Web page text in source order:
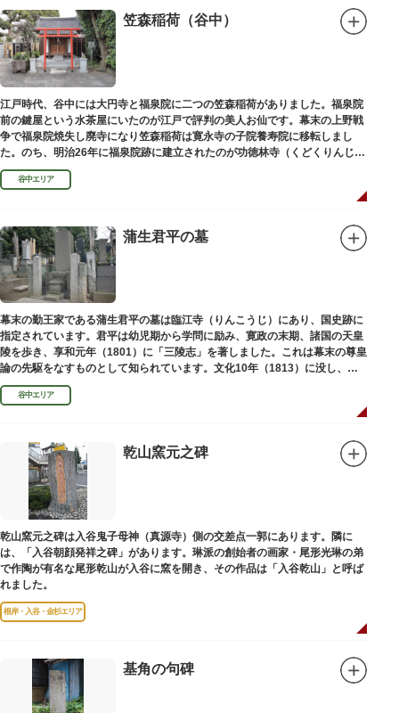
笠森稲荷（谷中）
江戸時代、谷中には大円寺と福泉院に二つの笠森稲荷がありました。福泉院
前の鍵屋という水茶屋にいたのが江戸で評判の美人お仙です。幕末の上野戦
争で福泉院焼失し廃寺になり笠森稲荷は寛永寺の子院養寿院に移転しまし
た。のち、明治26年に福泉院跡に建立されたのが功徳林寺（くどくりんじ）
で、明治末期には稲荷社が祀られました。
谷中エリア
蒲生君平の墓
幕末の勤王家である蒲生君平の墓は臨江寺（りんこうじ）にあり、国史跡に
指定されています。君平は幼児期から学問に励み、寛政の末期、諸国の天皇
陵を歩き、享和元年（1801）に「三陵志」を著しました。これは幕末の尊皇
論の先駆をなすものとして知られています。文化10年（1813）に没し、高
山彦三郎や林子平と共に「寛政三奇人」の一人にあげられています。
谷中エリア
乾山窯元之碑
乾山窯元之碑は入谷鬼子母神（真源寺）側の交差点一郭にあります。隣に
は、「入谷朝顔発祥之碑」があります。琳派の創始者の画家・尾形光琳の弟
で作陶が有名な尾形乾山が入谷に窯を開き、その作品は「入谷乾山」と呼ば
れました。
根岸・入谷・金杉エリア
基角の句碑